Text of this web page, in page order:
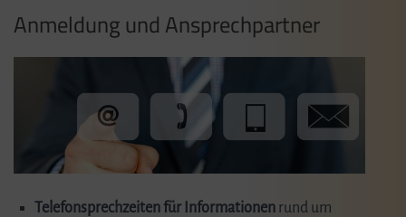
Anmeldung und Ansprechpartner
Telefonsprechzeiten für Informationen rund um